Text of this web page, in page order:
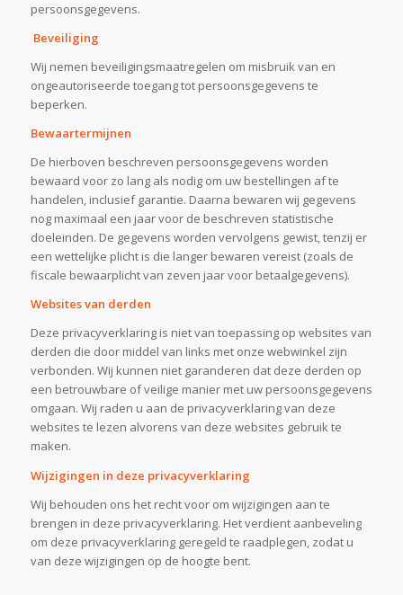
persoonsgegevens.
Beveiliging
Wij nemen beveiligingsmaatregelen om misbruik van en
ongeautoriseerde toegang tot persoonsgegevens te
beperken.
Bewaartermijnen
De hierboven beschreven persoonsgegevens worden
bewaard voor zo lang als nodig om uw bestellingen af te
handelen, inclusief garantie. Daarna bewaren wij gegevens
nog maximaal een jaar voor de beschreven statistische
doeleinden. De gegevens worden vervolgens gewist, tenzij er
een wettelijke plicht is die langer bewaren vereist (zoals de
fiscale bewaarplicht van zeven jaar voor betaalgegevens).
Websites van derden
Deze privacyverklaring is niet van toepassing op websites van
derden die door middel van links met onze webwinkel zijn
verbonden. Wij kunnen niet garanderen dat deze derden op
een betrouwbare of veilige manier met uw persoonsgegevens
omgaan. Wij raden u aan de privacyverklaring van deze
websites te lezen alvorens van deze websites gebruik te
maken.
Wijzigingen in deze privacyverklaring
Wij behouden ons het recht voor om wijzigingen aan te
brengen in deze privacyverklaring. Het verdient aanbeveling
om deze privacyverklaring geregeld te raadplegen, zodat u
van deze wijzigingen op de hoogte bent.